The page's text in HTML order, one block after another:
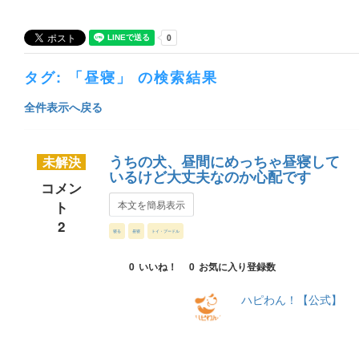
タグ: 「昼寝」 の検索結果
全件表示へ戻る
未解決
コメン
ト
2
うちの犬、昼間にめっちゃ昼寝して
いるけど大丈夫なのか心配です
本文を簡易表示
寝る 昼寝 トイ・プードル
0 いいね！ 0 お気に入り登録数
ハピわん！【公式】